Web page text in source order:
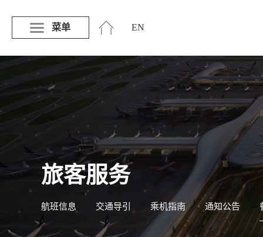
菜单 EN
旅客服务
航班信息 交通导引 乘机指南 通知公告